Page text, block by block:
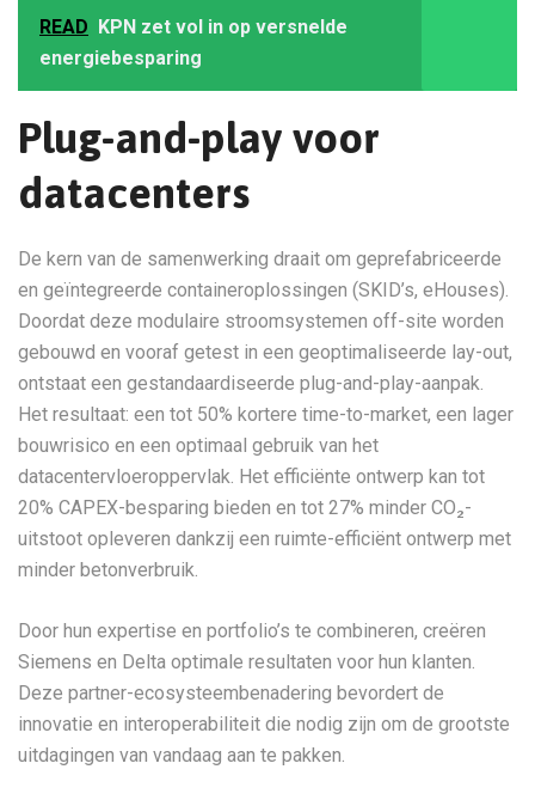
READ KPN zet vol in op versnelde
energiebesparing
Plug-and-play voor
datacenters
De kern van de samenwerking draait om geprefabriceerde
en geïntegreerde containeroplossingen (SKID’s, eHouses).
Doordat deze modulaire stroomsystemen off-site worden
gebouwd en vooraf getest in een geoptimaliseerde lay-out,
ontstaat een gestandaardiseerde plug-and-play-aanpak.
Het resultaat: een tot 50% kortere time-to-market, een lager
bouwrisico en een optimaal gebruik van het
datacentervloeroppervlak. Het efficiënte ontwerp kan tot
20% CAPEX-besparing bieden en tot 27% minder CO₂-
uitstoot opleveren dankzij een ruimte-efficiënt ontwerp met
minder betonverbruik.
Door hun expertise en portfolio’s te combineren, creëren
Siemens en Delta optimale resultaten voor hun klanten.
Deze partner-ecosysteembenadering bevordert de
innovatie en interoperabiliteit die nodig zijn om de grootste
uitdagingen van vandaag aan te pakken.